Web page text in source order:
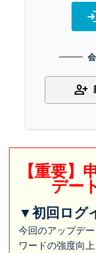
person_add
【重要
デー
▼初回ログ
今回のアップデ
ワードの強度向上